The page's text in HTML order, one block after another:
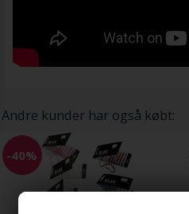
Andre kunder har også købt:
-40%